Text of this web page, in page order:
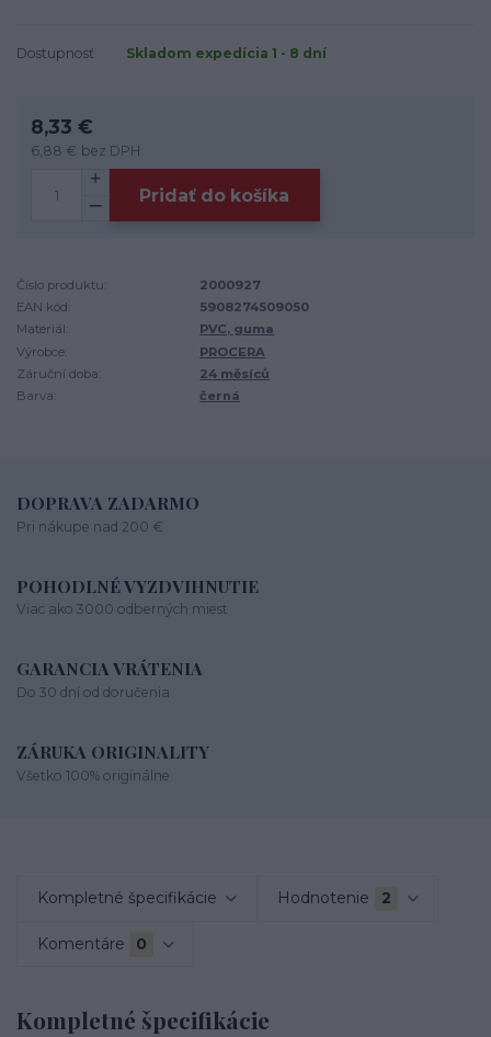
Dostupnosť Skladom expedícia 1 - 8 dní
8,33 €
6,88 € bez DPH
Pridať do košíka
Číslo produktu:
2000927
EAN kód:
5908274509050
Materiál:
PVC, guma
Výrobce:
PROCERA
Záruční doba:
24 měsíců
Barva:
černá
DOPRAVA ZADARMO
Pri nákupe nad 200 €
POHODLNÉ VYZDVIHNUTIE
Viac ako 3000 odberných miest
GARANCIA VRÁTENIA
Do 30 dní od doručenia
ZÁRUKA ORIGINALITY
Všetko 100% originálne
Kompletné špecifikácie Hodnotenie 2
Komentáre 0
Kompletné špecifikácie